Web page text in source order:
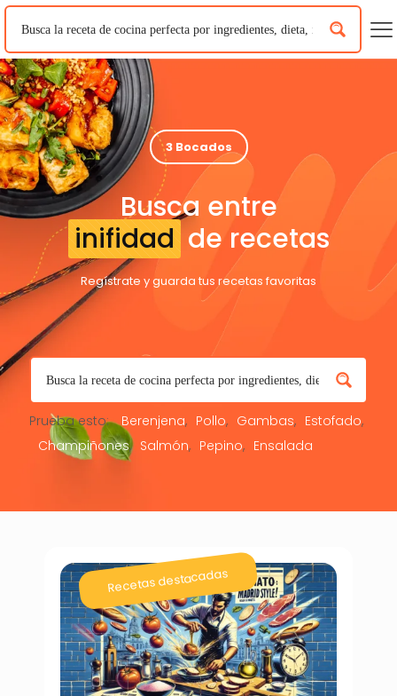
3 Bocados
Busca entre
inifidad de recetas
Regístrate y guarda tus recetas favoritas
Prueba esto: Berenjena Pollo Gambas
Estofado
Champiñones
Salmón Pepino Ensalada
Recetas destacadas